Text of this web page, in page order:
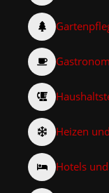
Heizen
Hotels